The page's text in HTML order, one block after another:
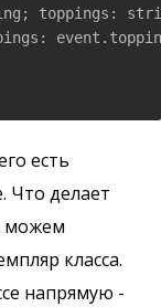
toppings:
есть
Что делает
можем
класса.
напрямую -